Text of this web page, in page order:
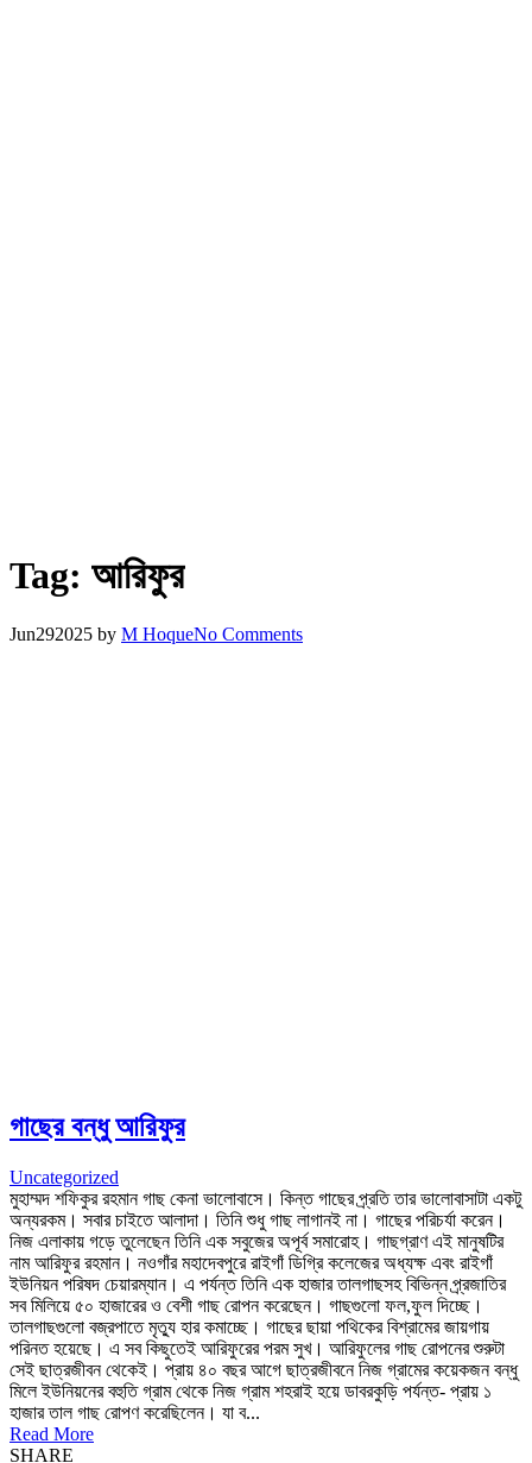
Tag: আরিফুর
Jun292025 by M HoqueNo Comments
গাছের বন্ধু আরিফুর
Uncategorized
মুহাম্মদ শফিকুর রহমান গাছ কেনা ভালোবাসে। কিন্ত গাছের প্র্রতি তার ভালোবাসাটা একটু
অন্যরকম। সবার চাইতে আলাদা। তিনি শুধু গাছ লাগানই না। গাছের পরিচর্যা করেন।
নিজ এলাকায় গড়ে তুলেছেন তিনি এক সবুজের অপূর্ব সমারোহ। গাছগ্রাণ এই মানুষটির
নাম আরিফুর রহমান। নওগাঁর মহাদেবপুরে রাইগাঁ ডিগ্রি কলেজের অধ্যক্ষ এবং রাইগাঁ
ইউনিয়ন পরিষদ চেয়ারম্যান। এ পর্যন্ত তিনি এক হাজার তালগাছসহ বিভিন্ন প্র্রজাতির
সব মিলিয়ে ৫০ হাজারের ও বেশী গাছ রোপন করেছেন। গাছগুলো ফল,ফুল দিচ্ছে।
তালগাছগুলো বজ্রপাতে মৃত্যু হার কমাচ্ছে। গাছের ছায়া পথিকের বিশ্রামের জায়গায়
পরিনত হয়েছে। এ সব কিছুতেই আরিফুরের পরম সুখ। আরিফুলের গাছ রোপনের শুরুটা
সেই ছাত্রজীবন থেকেই। প্রায় ৪০ বছর আগে ছাত্রজীবনে নিজ গ্রামের কয়েকজন বন্ধু
মিলে ইউনিয়নের বহুতি গ্রাম থেকে নিজ গ্রাম শহরাই হয়ে ডাবরকুড়ি পর্যন্ত- প্রায় ১
হাজার তাল গাছ রোপণ করেছিলেন। যা ব...
Read More
SHARE